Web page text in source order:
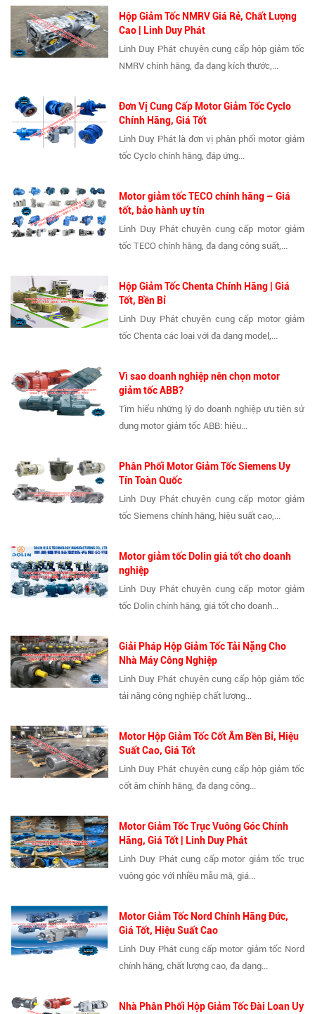
Hộp Giảm Tốc NMRV Giá Rẻ, Chất Lượng
Cao | Linh Duy Phát
Linh Duy Phát chuyên cung cấp hộp giảm tốc
NMRV chính hãng, đa dạng kích thước,...
Đơn Vị Cung Cấp Motor Giảm Tốc Cyclo
Chính Hãng, Giá Tốt
Linh Duy Phát là đơn vị phân phối motor giảm
tốc Cyclo chính hãng, đáp ứng...
Motor giảm tốc TECO chính hãng – Giá
tốt, bảo hành uy tín
Linh Duy Phát chuyên cung cấp motor giảm
tốc TECO chính hãng, đa dạng công suất,...
Hộp Giảm Tốc Chenta Chính Hãng | Giá
Tốt, Bền Bỉ
Linh Duy Phát chuyên cung cấp motor giảm
tốc Chenta các loại với đa dạng model,...
Vì sao doanh nghiệp nên chọn motor
giảm tốc ABB?
Tìm hiểu những lý do doanh nghiệp ưu tiên sử
dụng motor giảm tốc ABB: hiệu...
Phân Phối Motor Giảm Tốc Siemens Uy
Tín Toàn Quốc
Linh Duy Phát chuyên cung cấp motor giảm
tốc Siemens chính hãng, hiệu suất cao,...
Motor giảm tốc Dolin giá tốt cho doanh
nghiệp
Linh Duy Phát chuyên cung cấp motor giảm
tốc Dolin chính hãng, giá tốt cho doanh...
Giải Pháp Hộp Giảm Tốc Tải Nặng Cho
Nhà Máy Công Nghiệp
Linh Duy Phát chuyên cung cấp hộp giảm tốc
tải nặng công nghiệp chất lượng...
Motor Hộp Giảm Tốc Cốt Âm Bền Bỉ, Hiệu
Suất Cao, Giá Tốt
Linh Duy Phát chuyên cung cấp hộp giảm tốc
cốt âm chính hãng, đa dạng công...
Motor Giảm Tốc Trục Vuông Góc Chính
Hãng, Giá Tốt | Linh Duy Phát
Linh Duy Phát cung cấp motor giảm tốc trục
vuông góc với nhiều mẫu mã, giá...
Motor Giảm Tốc Nord Chính Hãng Đức,
Giá Tốt, Hiệu Suất Cao
Linh Duy Phát cung cấp motor giảm tốc Nord
chính hãng, chất lượng cao, đa dạng...
Nhà Phân Phối Hộp Giảm Tốc Đài Loan Uy